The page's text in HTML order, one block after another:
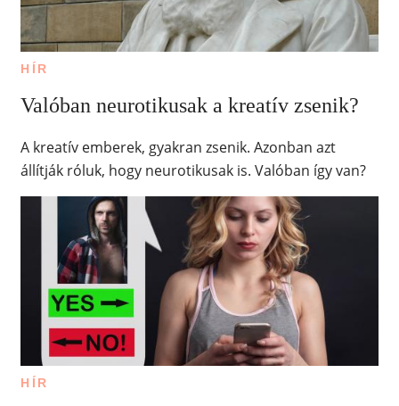
HÍR
Valóban neurotikusak a kreatív zsenik?
A kreatív emberek, gyakran zsenik. Azonban azt
állítják róluk, hogy neurotikusak is. Valóban így van?
HÍR